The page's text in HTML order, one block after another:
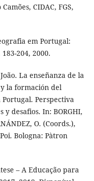
CIDAC, FGS,
em Portugal:
204, 2000.
La enseñanza de la
y la formación del
Perspectiva
desafios. In: BORGHI,
O. (Coords.),
Bologna: Pàtron
– A Educação para